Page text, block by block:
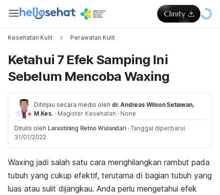
Kesehatan Kulit Perawatan Kulit
Ketahui 7 Efek Samping Ini
Sebelum Mencoba Waxing
Ditinjau secara medis oleh dr. Andreas Wilson Setiawan,
M.Kes. · Magister Kesehatan · None
Ditulis oleh Larastining Retno Wulandari · Tanggal diperbarui
31/01/2022
Waxing jadi salah satu cara menghilangkan rambut pada
tubuh yang cukup efektif, terutama di bagian tubuh yang
luas atau sulit dijangkau. Anda perlu mengetahui efek